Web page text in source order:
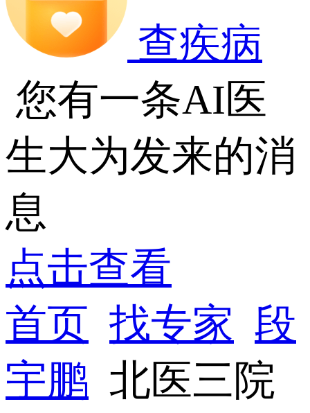
查疾病
您有一条AI医
生大为发来的消
息
点击查看
首页 找专家 段
宇鹏 北医三院